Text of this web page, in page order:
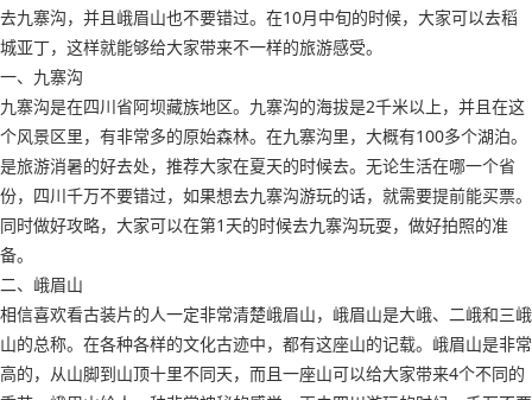
去九寨沟，并且峨眉山也不要错过。在10月中旬的时候，大家可以去稻
城亚丁，这样就能够给大家带来不一样的旅游感受。
一、九寨沟
九寨沟是在四川省阿坝藏族地区。九寨沟的海拔是2千米以上，并且在这
个风景区里，有非常多的原始森林。在九寨沟里，大概有100多个湖泊。
是旅游消暑的好去处，推荐大家在夏天的时候去。无论生活在哪一个省
份，四川千万不要错过，如果想去九寨沟游玩的话，就需要提前能买票。
同时做好攻略，大家可以在第1天的时候去九寨沟玩耍，做好拍照的准
备。
二、峨眉山
相信喜欢看古装片的人一定非常清楚峨眉山，峨眉山是大峨、二峨和三峨
山的总称。在各种各样的文化古迹中，都有这座山的记载。峨眉山是非常
高的，从山脚到山顶十里不同天，而且一座山可以给大家带来4个不同的